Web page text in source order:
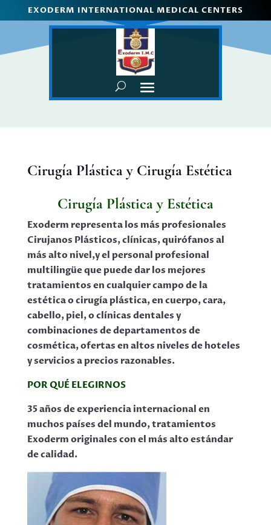
EXODERM INTERNATIONAL MEDICAL CENTERS
Cirugía Plástica y Cirugía Estética
Cirugía Plástica y Estética
Exoderm representa los más profesionales
Cirujanos Plásticos, clínicas, quirófanos al
más alto nivel,y el personal profesional
multilingüe que puede dar los mejores
tratamientos en cualquier campo de la
estética o cirugía plástica, en cuerpo, cara,
cabello, piel, o clínicas dentales y
combinaciones de departamentos de
cosmética, ofertas en altos niveles de hoteles
y servicios a precios razonables.
POR QUÉ ELEGIRNOS
35 años de experiencia internacional en
muchos países del mundo, tratamientos
Exoderm originales con el más alto estándar
de calidad.